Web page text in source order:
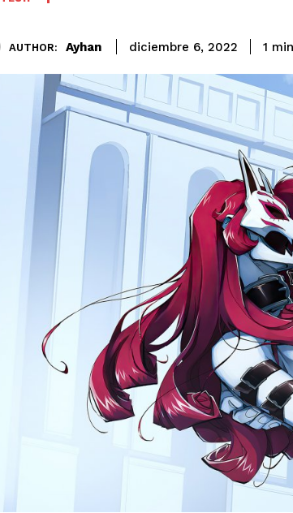
AUTHOR: Ayhan diciembre 6, 2022 1